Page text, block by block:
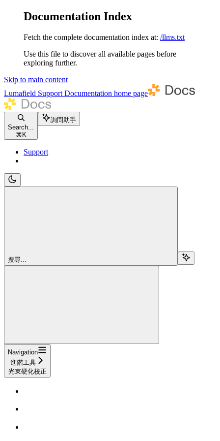
Documentation Index
Fetch the complete documentation index at: /llms.txt
Use this file to discover all available pages before
exploring further.
Skip to main content
Lumafield Support Documentation home page
Search...
⌘ K
詢問助手
Support
搜尋...
Navigation
進階工具
光束硬化校正